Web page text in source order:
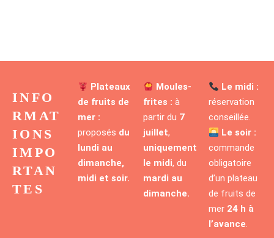
INFO
RMAT
IONS
IMPO
RTAN
TES
Plateaux
de fruits de
mer :
proposés du
lundi au
dimanche,
midi et soir.
Moules-
frites : à
partir du 7
juillet,
uniquement
le midi, du
mardi au
dimanche.
Le midi :
réservation
conseillée.
Le soir :
commande
obligatoire
d’un plateau
de fruits de
mer 24 h à
l’avance.